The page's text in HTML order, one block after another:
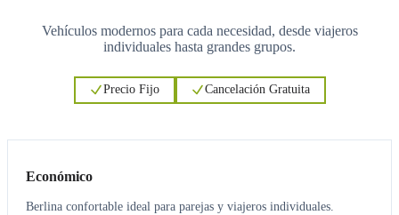
Vehículos modernos para cada necesidad, desde viajeros
individuales hasta grandes grupos.
Precio Fijo Cancelación Gratuita
Económico
Berlina confortable ideal para parejas y viajeros individuales.